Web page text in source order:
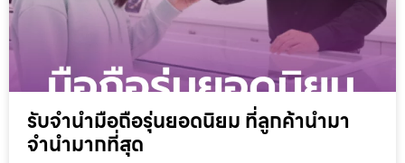
รับจำนำมือถือรุ่นยอดนิยม ที่ลูกค้านำมา
จำนำมากที่สุด